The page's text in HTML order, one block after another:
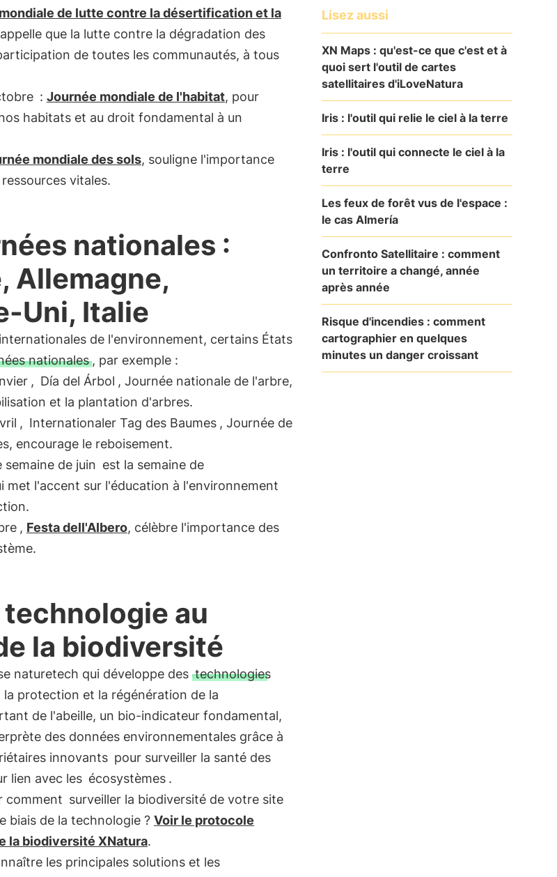
de lutte contre la désertification et la
que la lutte contre la dégradation des
de toutes les communautés, à tous
: Journée mondiale de l'habitat, pour
habitats et au droit fondamental à un
mondiale des sols, souligne l'importance
vitales.
nationales :
Allemagne,
Uni, Italie
de l'environnement, certains États
nationales, par exemple :
, Día del Árbol , Journée nationale de l'arbre,
et la plantation d'arbres.
, Internationaler Tag des Baumes , Journée de
encourage le reboisement.
semaine de juin est la semaine de
met l'accent sur l'éducation à l'environnement
, Festa dell'Albero, célèbre l'importance des
technologie au
la biodiversité
naturetech qui développe des technologies
la protection et la régénération de la
de l'abeille, un bio-indicateur fondamental,
des données environnementales grâce à
innovants pour surveiller la santé des
lien avec les écosystèmes .
comment surveiller la biodiversité de votre site
biais de la technologie ? Voir le protocole
la biodiversité XNatura.
les principales solutions et les
Lisez aussi
XN Maps : qu'est-ce que c'est et à
quoi sert l'outil de cartes
satellitaires d'iLoveNatura
Iris : l'outil qui relie le ciel à la terre
Iris : l'outil qui connecte le ciel à la
terre
Les feux de forêt vus de l'espace :
le cas Almería
Confronto Satellitaire : comment
un territoire a changé, année
après année
Risque d'incendies : comment
cartographier en quelques
minutes un danger croissant